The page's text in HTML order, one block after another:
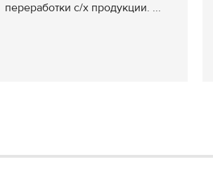
переработки с/х продукции. ...